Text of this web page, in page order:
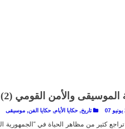
والأمن القومي (2)
تاريخ,حكايا الأيام,حكايا الفن,موسيقى
كثير من مظاهر الحياة في “الجمهورية